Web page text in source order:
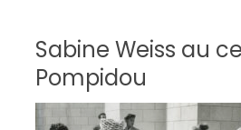
Sabine Weiss au
Pompidou